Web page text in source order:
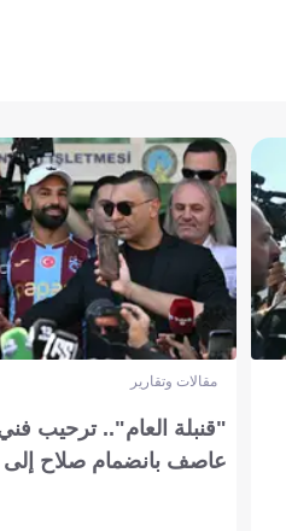
مقالات وتقارير
"قنبلة العام".. ترحيب
عاصف بانضمام صلاح